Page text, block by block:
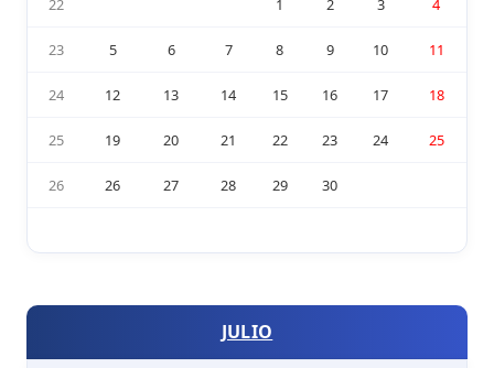
23 5 6 7 8 9 10 11
24 12 13 14 15 16 17 18
25 19 20 21 22 23 24 25
26 26 27 28 29 30
JULIO